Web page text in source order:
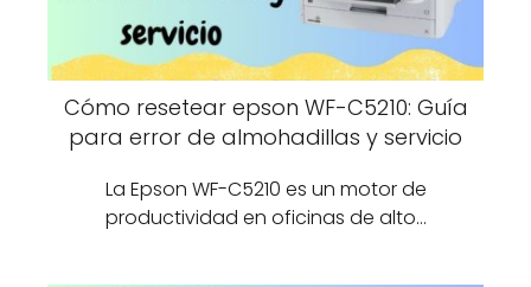
Cómo resetear epson WF-C5210: Guía
para error de almohadillas y servicio
La Epson WF-C5210 es un motor de
productividad en oficinas de alto…